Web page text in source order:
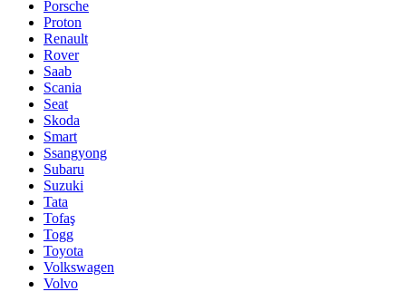
Porsche
Proton
Renault
Rover
Saab
Scania
Seat
Skoda
Smart
Ssangyong
Subaru
Suzuki
Tata
Tofaş
Togg
Toyota
Volkswagen
Volvo